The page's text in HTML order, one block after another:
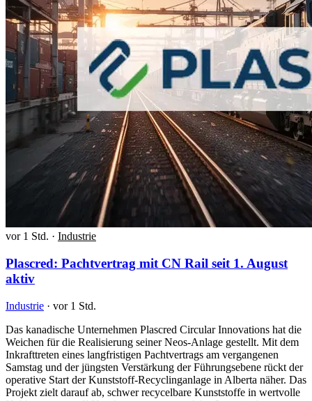
vor 1 Std. · Industrie
Plascred: Pachtvertrag mit CN Rail seit 1. August
aktiv
Industrie · vor 1 Std.
Das kanadische Unternehmen Plascred Circular Innovations hat die
Weichen für die Realisierung seiner Neos-Anlage gestellt. Mit dem
Inkrafttreten eines langfristigen Pachtvertrags am vergangenen
Samstag und der jüngsten Verstärkung der Führungsebene rückt der
operative Start der Kunststoff-Recyclinganlage in Alberta näher. Das
Projekt zielt darauf ab, schwer recycelbare Kunststoffe in wertvolle